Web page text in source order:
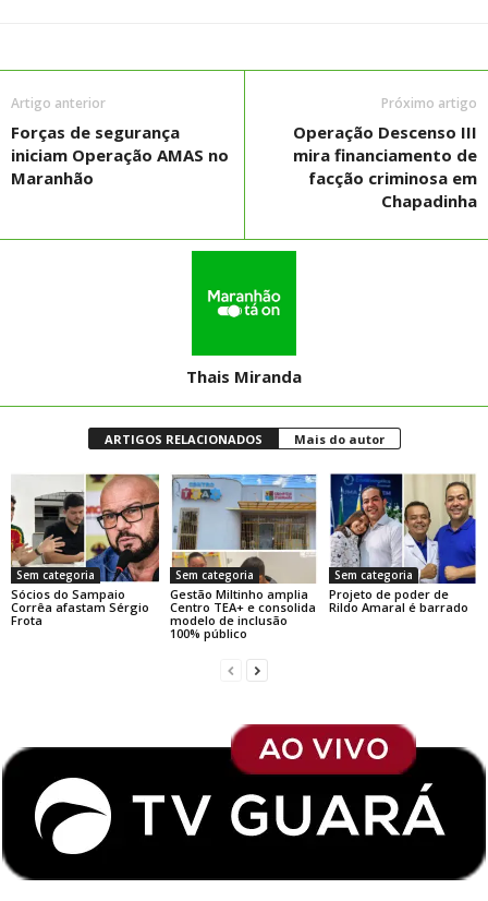
Artigo anterior
Forças de segurança
iniciam Operação AMAS no
Maranhão
Próximo artigo
Operação Descenso III
mira financiamento de
facção criminosa em
Chapadinha
Thais Miranda
ARTIGOS RELACIONADOS Mais do autor
Sem categoria
Sócios do Sampaio
Corrêa afastam Sérgio
Frota
Sem categoria
Gestão Miltinho amplia
Centro TEA+ e consolida
modelo de inclusão
100% público
Sem categoria
Projeto de poder de
Rildo Amaral é barrado